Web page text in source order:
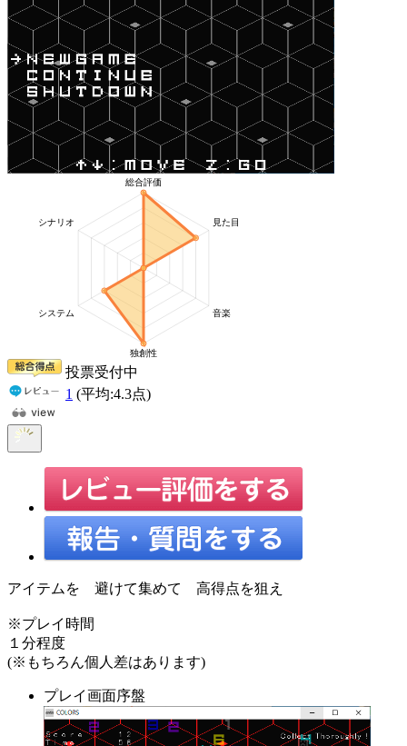
投票受付中
1 (平均:4.3点)
アイテムを 避けて集めて 高得点を狙え
※プレイ時間
１分程度
(※もちろん個人差はあります)
プレイ画面序盤